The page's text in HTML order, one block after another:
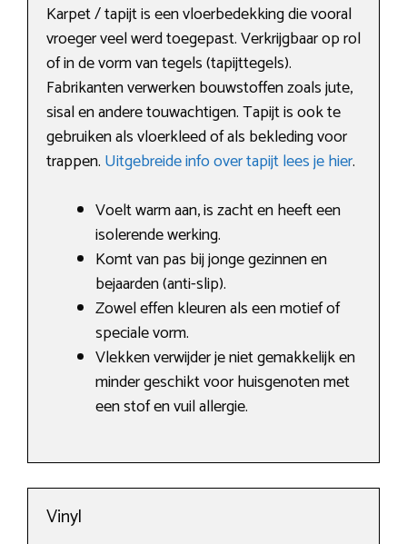
Karpet / tapijt is een vloerbedekking die vooral
vroeger veel werd toegepast. Verkrijgbaar op rol
of in de vorm van tegels (tapijttegels).
Fabrikanten verwerken bouwstoffen zoals jute,
sisal en andere touwachtigen. Tapijt is ook te
gebruiken als vloerkleed of als bekleding voor
trappen. Uitgebreide info over tapijt lees je hier.
Voelt warm aan, is zacht en heeft een
isolerende werking.
Komt van pas bij jonge gezinnen en
bejaarden (anti-slip).
Zowel effen kleuren als een motief of
speciale vorm.
Vlekken verwijder je niet gemakkelijk en
minder geschikt voor huisgenoten met
een stof en vuil allergie.
Vinyl